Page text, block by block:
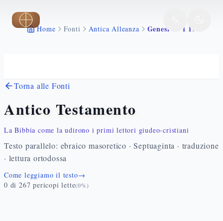
Vai al contenuto principale
Home Fonti Antica Alleanza Genesi 22 1 19
Torna alle Fonti
Antico Testamento
La Bibbia come la udirono i primi lettori giudeo-cristiani
Testo parallelo: ebraico masoretico · Septuaginta · traduzione
· lettura ortodossa
Come leggiamo il testo→
0 di 267 pericopi lette(0%)